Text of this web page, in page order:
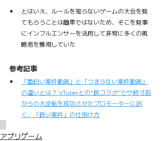
とはいえ、ルールを知らないゲームの大会を見
てもらうことは簡単ではないため、そこを見事
にインフルエンサーを活用して非常に多くの視
聴者を獲得していた
参考記事
「面白い案件動画」と「つまらない案件動画」
の違いとは？ VTuberとの“良コラボ”でサ終寸前
からの大逆転を成功させたプロモーターに訊
く、「良い案件」の仕掛け方
アプリゲーム